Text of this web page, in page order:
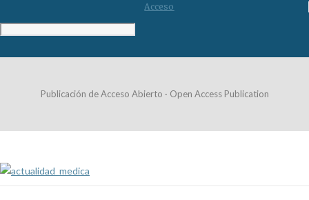
Acceso
Publicación de Acceso Abierto · Open Access Publication